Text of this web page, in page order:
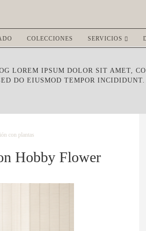
COLECCIONES SERVICIOS
LOREM IPSUM DOLOR SIT AMET,
DO EIUSMOD TEMPOR INCIDIDUNT.
con plantas
Hobby Flower